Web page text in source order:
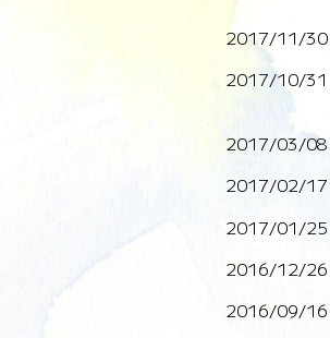
2017/11/30
2017/10/31
2017/03/08
2017/02/17
2017/01/25
2016/12/26
2016/09/16